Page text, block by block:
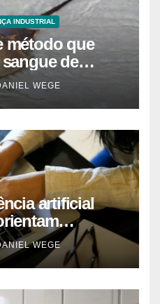
INDUSTRIAL
método que
de
em testes
WEGE
artificial
WEGE